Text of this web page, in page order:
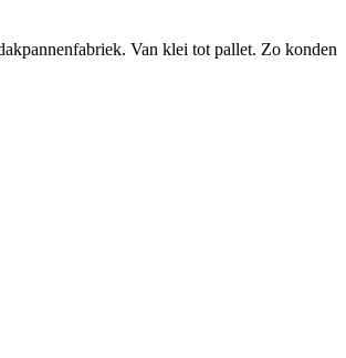
Van klei tot pallet. Zo konden